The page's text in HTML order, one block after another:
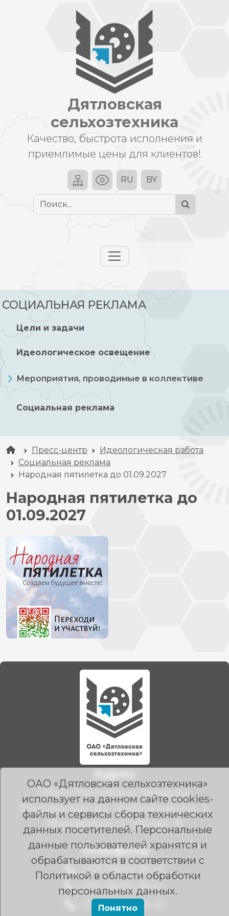
Дятловская
сельхозтехника
Качество, быстрота исполнения и
приемлимые цены для клиентов!
RU BY
СОЦИАЛЬНАЯ РЕКЛАМА
Цели и задачи
Идеологическое освещение
Мероприятия, проводимые в коллективе
Социальная реклама
Пресс-центр
Идеологическая работа
Социальная реклама
Народная пятилетка до 01.09.2027
Народная пятилетка до
01.09.2027
ОАО «Дятловская сельхозтехника»
использует на данном сайте cookies-
файлы и сервисы сбора технических
данных посетителей. Персональные
данные пользователей хранятся и
обрабатываются в соответствии с
Политикой в области обработки
персональных данных.
Понятно
231471, Республика Беларусь,
Гродненская обл., Дятловский р-н, д.
Мировщина, ул. Лесная, 10
Телефоны
+375 1563 6-18-43
+375 1563 6-18-04
+375 1563 6-18-43